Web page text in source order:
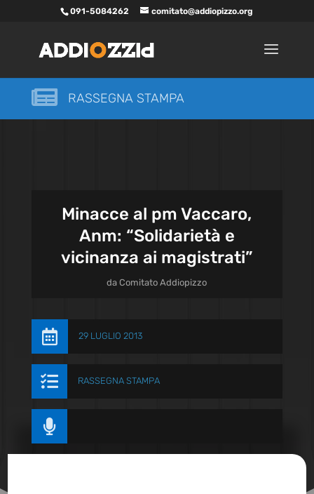
091-5084262 comitato@addiopizzo.org
 RASSEGNA STAMPA
Minacce al pm Vaccaro,
Anm: “Solidarietà e
vicinanza ai magistrati”
daComitato Addiopizzo
 29 LUGLIO 2013
 RASSEGNA STAMPA
